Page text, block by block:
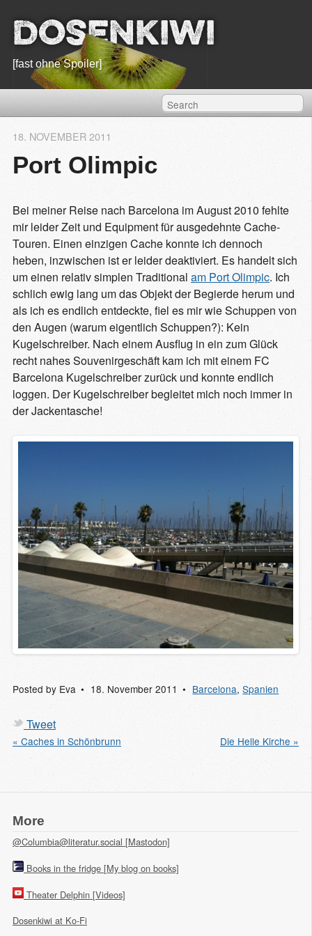
Dosenkiwi
[fast ohne Spoiler]
Port Olimpic
18. NOVEMBER 2011
Bei meiner Reise nach Barcelona im August 2010 fehlte
mir leider Zeit und Equipment für ausgedehnte Cache-
Touren. Einen einzigen Cache konnte ich dennoch
heben, inzwischen ist er leider deaktiviert. Es handelt sich
um einen relativ simplen Traditional am Port Olimpic. Ich
schlich ewig lang um das Objekt der Begierde herum und
als ich es endlich entdeckte, fiel es mir wie Schuppen von
den Augen (warum eigentlich Schuppen?): Kein
Kugelschreiber. Nach einem Ausflug in ein zum Glück
recht nahes Souvenirgeschäft kam ich mit einem FC
Barcelona Kugelschreiber zurück und konnte endlich
loggen. Der Kugelschreiber begleitet mich noch immer in
der Jackentasche!
Posted by Eva 18. November 2011 Barcelona,Spanien
Tweet
« Caches in Schönbrunn Die Helle Kirche »
More
@Columbia@literatur.social [Mastodon]
Books in the fridge [My blog on books]
Theater Delphin [Videos]
Dosenkiwi at Ko-Fi